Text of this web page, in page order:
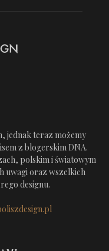
jednak teraz możemy
z blogerskim DNA.
polskim i światowym
uwagi oraz wszelkich
designu.